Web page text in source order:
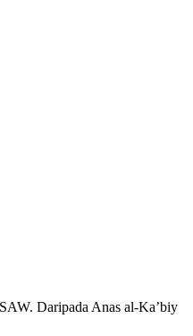
Daripada Anas al-Ka’biy